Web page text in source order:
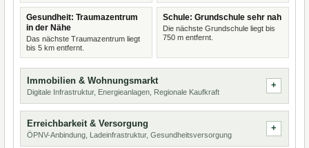
Gesundheit: Traumazentrum
in der Nähe
Das nächste Traumazentrum liegt
bis 5 km entfernt.
Schule: Grundschule sehr nah
Die nächste Grundschule liegt bis
750 m entfernt.
Immobilien & Wohnungsmarkt
Digitale Infrastruktur, Energieanlagen, Regionale Kaufkraft
Erreichbarkeit & Versorgung
ÖPNV-Anbindung, Ladeinfrastruktur, Gesundheitsversorgung